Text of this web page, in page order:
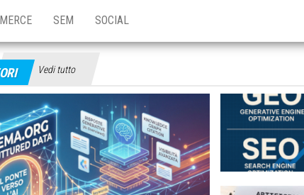
SEM SOCIAL
Vedi tutto